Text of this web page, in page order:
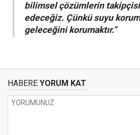
bilimsel çözümlerin
edeceğiz. Çünkü suyu
geleceğini korumaktır.”
HABERE YORUM KAT